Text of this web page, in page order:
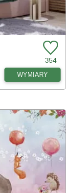
354
WYMIARY